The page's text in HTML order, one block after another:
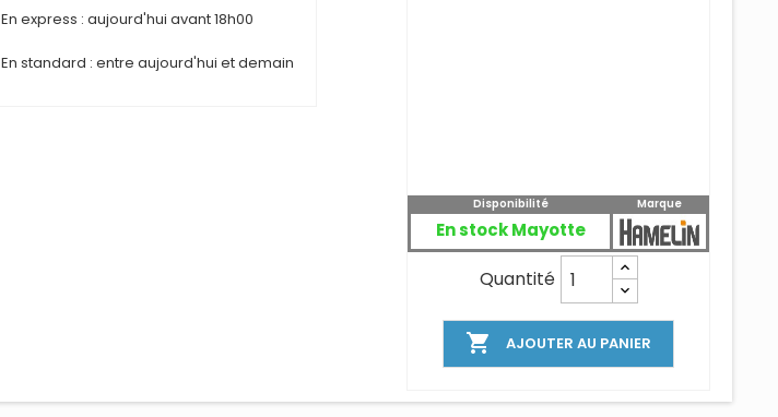
En express : aujourd'hui avant 18h00
En standard : entre aujourd'hui et demain
Disponibilité
En stock Mayotte
Marque
Quantité
 AJOUTER AU PANIER